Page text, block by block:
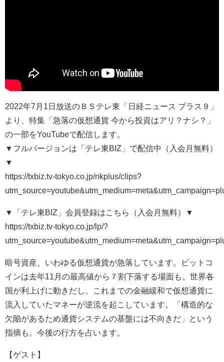
2022年7月1日放送のＢＳテレ東「日経ニュース プラス９」
より、特集「急落の仮想通貨 今から投資はアリ？ナシ？」
の一部をYouTubeで配信します。
▼フルバージョンは「テレ東BIZ」で配信中（入会月無料）
▼
https://txbiz.tv-tokyo.co.jp/nkplus/clips?
▼「テレ東BIZ」会員登録はこちら（入会月無料）▼
https://txbiz.tv-tokyo.co.jp/lp/?
暗号資産、いわゆる仮想通貨が急落しています。ビットコ
インは去年11月の最高値から７割下落する場面も。世界各
国が利上げに動きだし、これまでの金融緩和で仮想通貨に
流入していたマネーが逆流を起こしています。「構造的な
欠陥があるため通貨システムの基盤には不向きだ」という
指摘も。今後の行方を占います。
【ゲスト】